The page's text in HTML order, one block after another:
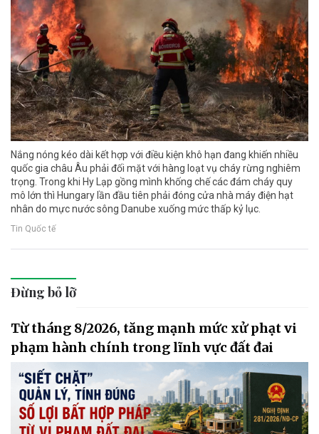
Nắng nóng kéo dài kết hợp với điều kiện khô hạn đang khiến nhiều
quốc gia châu Âu phải đối mặt với hàng loạt vụ cháy rừng nghiêm
trọng. Trong khi Hy Lạp gồng mình khống chế các đám cháy quy
mô lớn thì Hungary lần đầu tiên phải đóng cửa nhà máy điện hạt
nhân do mực nước sông Danube xuống mức thấp kỷ lục.
Tin Quốc tế
Đừng bỏ lỡ
Từ tháng 8/2026, tăng mạnh mức xử phạt vi
phạm hành chính trong lĩnh vực đất đai